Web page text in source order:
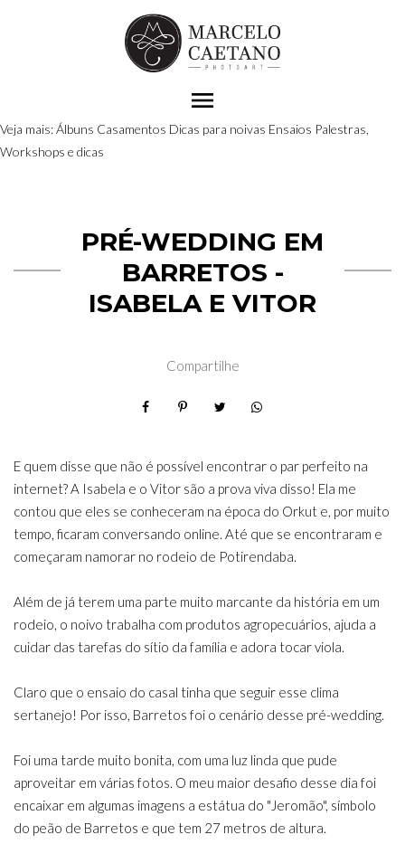
menu
Veja mais:Álbuns Casamentos Dicas para noivas Ensaios Palestras,
Workshops e dicas
PRÉ-WEDDING EM
BARRETOS -
ISABELA E VITOR
Compartilhe
E quem disse que não é possível encontrar o par perfeito na
internet? A Isabela e o Vitor são a prova viva disso! Ela me
contou que eles se conheceram na época do Orkut e, por muito
tempo, ficaram conversando online. Até que se encontraram e
começaram namorar no rodeio de Potirendaba.
Além de já terem uma parte muito marcante da história em um
rodeio, o noivo trabalha com produtos agropecuários, ajuda a
cuidar das tarefas do sítio da família e adora tocar viola.
Claro que o ensaio do casal tinha que seguir esse clima
sertanejo! Por isso, Barretos foi o cenário desse pré-wedding.
Foi uma tarde muito bonita, com uma luz linda que pude
aproveitar em várias fotos. O meu maior desafio desse dia foi
encaixar em algumas imagens a estátua do "Jeromão", símbolo
do peão de Barretos e que tem 27 metros de altura.